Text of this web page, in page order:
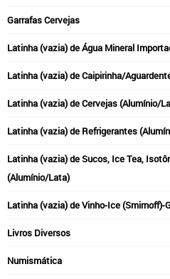
Garrafas Cervejas
Latinha (vazia) de Água Mineral
Latinha (vazia) de Caipirinha/
Latinha (vazia) de Cervejas (Alumínio/
Latinha (vazia) de Refrigerantes
Latinha (vazia) de Sucos, Ice Tea,
(Alumínio/Lata)
Latinha (vazia) de Vinho-Ice (Smirnoff)-
Livros Diversos
Numismática